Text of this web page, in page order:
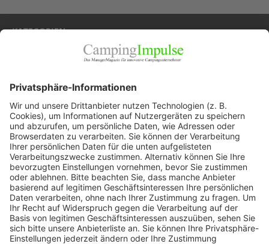
KATEGORIEN
Firmenporträts
Panorama
Produkte
Ratgeber
Weitblick
WEITERES AUS DEM VERLAG